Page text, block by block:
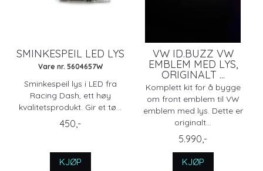
SMINKESPEIL LED LYS
Vare nr. 5604657W
Sminkespeil lys i LED fra
Racing Dash, ett høy
kvalitetsprodukt. Gir et tø...
450,-
KJØP
VW ID.BUZZ VW
EMBLEM MED LYS,
ORIGINALT ...
Komplett kit for å bygge
om front emblem til VW
emblem med lys. Dette er
originalt...
5.990,-
KJØP